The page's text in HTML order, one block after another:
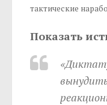
тактические
Показать